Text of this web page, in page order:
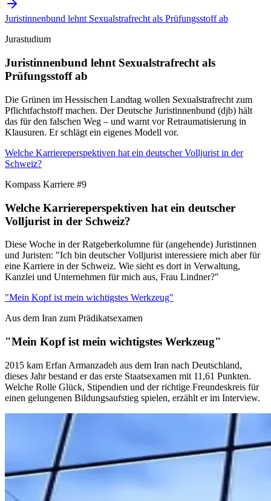
Juristinnenbund lehnt Sexualstrafrecht als Prüfungsstoff ab
Jurastudium
Juristinnenbund lehnt Sexualstrafrecht als
Prüfungsstoff ab
Die Grünen im Hessischen Landtag wollen Sexualstrafrecht zum
Pflichtfachstoff machen. Der Deutsche Juristinnenbund (djb) hält
das für den falschen Weg – und warnt vor Retraumatisierung in
Klausuren. Er schlägt ein eigenes Modell vor.
Welche Karriereperspektiven hat ein deutscher Volljurist in der
Schweiz?
Kompass Karriere #9
Welche Karriereperspektiven hat ein deutscher
Volljurist in der Schweiz?
Diese Woche in der Ratgeberkolumne für (angehende) Juristinnen
und Juristen: "Ich bin deutscher Volljurist interessiere mich aber für
eine Karriere in der Schweiz. Wie sieht es dort in Verwaltung,
Kanzlei und Unternehmen für mich aus, Frau Lindner?"
"Mein Kopf ist mein wichtigstes Werkzeug"
Aus dem Iran zum Prädikatsexamen
"Mein Kopf ist mein wichtigstes Werkzeug"
2015 kam Erfan Armanzadeh aus dem Iran nach Deutschland,
dieses Jahr bestand er das erste Staatsexamen mit 11,61 Punkten.
Welche Rolle Glück, Stipendien und der richtige Freundeskreis für
einen gelungenen Bildungsaufstieg spielen, erzählt er im Interview.